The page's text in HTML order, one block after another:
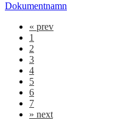
Dokumentnamn
« prev
1
2
3
4
5
6
7
» next